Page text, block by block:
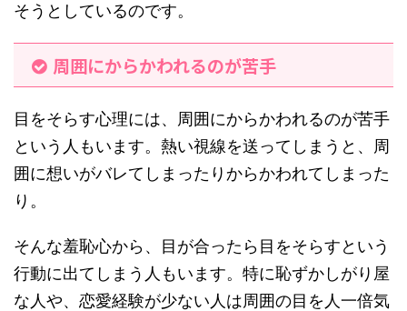
そうとしているのです。
周囲にからかわれるのが苦手
目をそらす心理には、周囲にからかわれるのが苦手
という人もいます。熱い視線を送ってしまうと、周
囲に想いがバレてしまったりからかわれてしまった
り。
そんな羞恥心から、目が合ったら目をそらすという
行動に出てしまう人もいます。特に恥ずかしがり屋
な人や、恋愛経験が少ない人は周囲の目を人一倍気